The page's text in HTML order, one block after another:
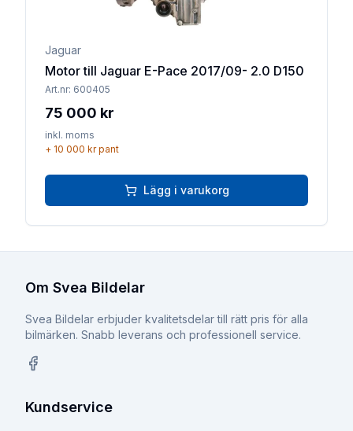
Jaguar
Motor till Jaguar E-Pace 2017/09- 2.0 D150
Art.nr: 600405
75 000 kr
inkl. moms
+ 10 000 krpant
Lägg i varukorg
Om Svea Bildelar
Svea Bildelar erbjuder kvalitetsdelar till rätt pris för alla
bilmärken. Snabb leverans och professionell service.
Kundservice